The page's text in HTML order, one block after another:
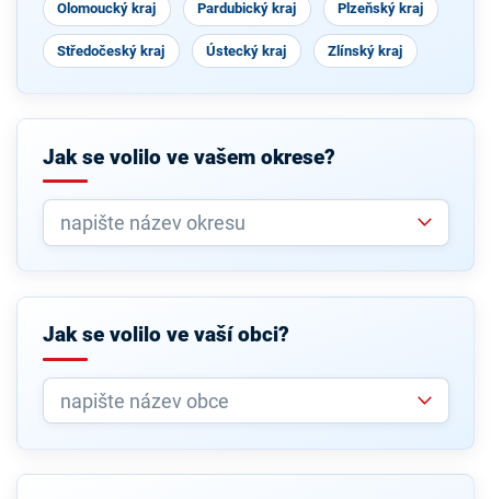
Olomoucký kraj Pardubický kraj Plzeňský kraj
Středočeský kraj Ústecký kraj Zlínský kraj
Jak se volilo ve vašem okrese?
Jak se volilo ve vaší obci?